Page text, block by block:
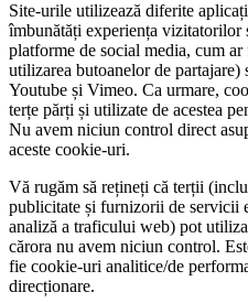
Site-urile utilizează diferite
îmbunătăți experiența vizitatorilor
platforme de social media, cum
utilizarea butoanelor de
Youtube și Vimeo. Ca urmare,
terțe părți și utilizate de acestea
Nu avem niciun control direct
aceste cookie-uri.
Vă rugăm să rețineți că terții
publicitate și furnizorii de servicii
analiză a traficului web) pot
cărora nu avem niciun control.
fie cookie-uri analitice/de
direcționare.